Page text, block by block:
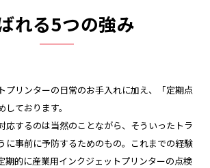
れる5つの強み
プリンターの日常のお手入れに加え、「定期点
ております。
応するのは当然のことながら、そういったトラ
に事前に予防するためのもの。これまでの経験
期的に産業用インクジェットプリンターの点検